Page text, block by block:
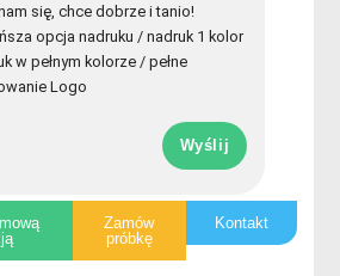
się, chce dobrze i tanio!
opcja nadruku / nadruk 1 kolor
w pełnym kolorze / pełne
Logo
Wyślij
Zamów
próbkę
Kontakt